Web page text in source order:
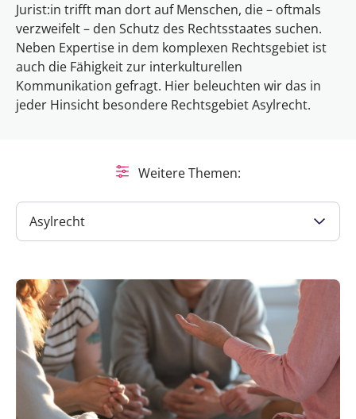
Jurist:in trifft man dort auf Menschen, die – oftmals
verzweifelt – den Schutz des Rechtsstaates suchen.
Neben Expertise in dem komplexen Rechtsgebiet ist
auch die Fähigkeit zur interkulturellen
Kommunikation gefragt. Hier beleuchten wir das in
jeder Hinsicht besondere Rechtsgebiet Asylrecht.
Weitere Themen:
Asylrecht